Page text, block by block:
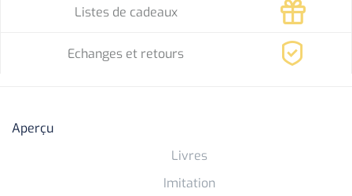
Listes de cadeaux
Echanges et retours
Aperçu
Livres
Imitation